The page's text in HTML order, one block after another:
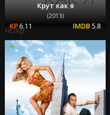
Крут как я
(2013)
6.11 5.8
HDRip